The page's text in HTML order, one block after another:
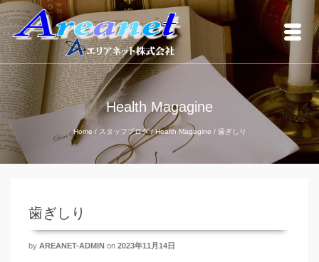
Health Magagine
Home / スタッフブログ / Health Magagine / 歯ぎしり
歯ぎしり
by AREANET-ADMIN on 2023年11月14日